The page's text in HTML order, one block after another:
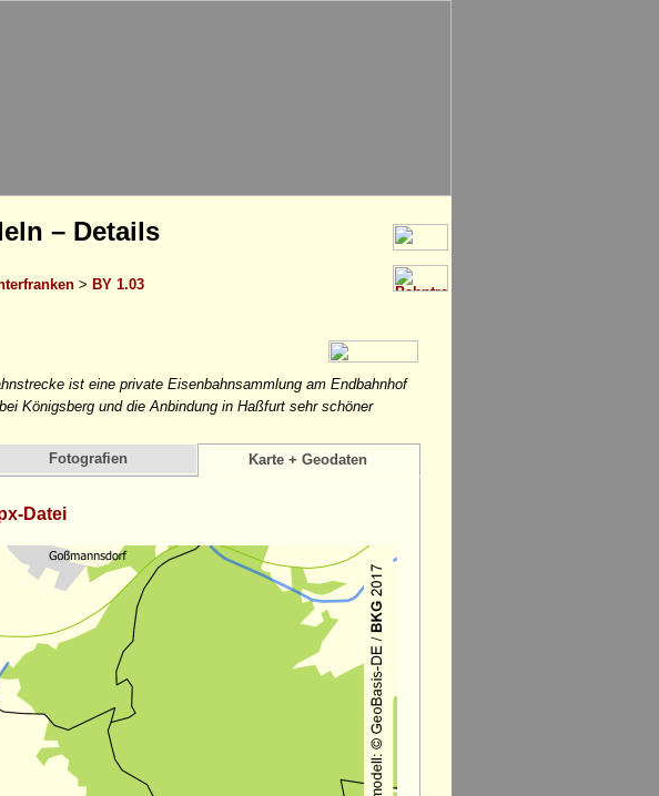
– Details
> BY 1.03
ist eine private Eisenbahnsammlung am Endbahnhof
Königsberg und die Anbindung in Haßfurt sehr schöner
Fotografien Karte + Geodaten
Datei